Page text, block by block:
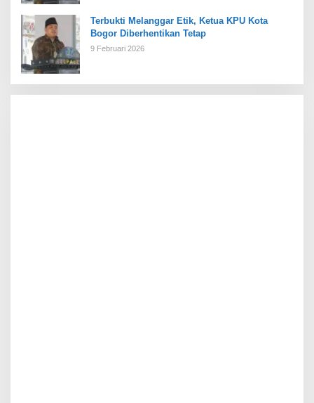
Terbukti Melanggar Etik, Ketua KPU Kota
Bogor Diberhentikan Tetap
9 Februari 2026